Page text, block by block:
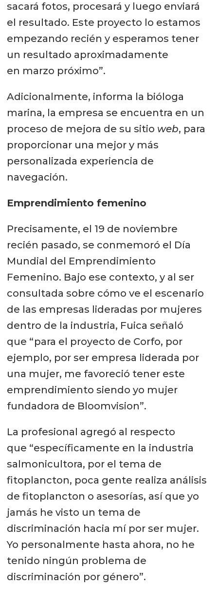
sacará fotos, procesará y luego enviará
el resultado. Este proyecto lo estamos
empezando recién y esperamos tener
un resultado aproximadamente
en marzo próximo”.
Adicionalmente, informa la bióloga
marina, la empresa se encuentra en un
proceso de mejora de su sitio web, para
proporcionar una mejor y más
personalizada experiencia de
navegación.
Emprendimiento femenino
Precisamente, el 19 de noviembre
recién pasado, se conmemoró el Día
Mundial del Emprendimiento
Femenino. Bajo ese contexto, y al ser
consultada sobre cómo ve el escenario
de las empresas lideradas por mujeres
dentro de la industria, Fuica señaló
que “para el proyecto de Corfo, por
ejemplo, por ser empresa liderada por
una mujer, me favoreció tener este
emprendimiento siendo yo mujer
fundadora de Bloomvision”.
La profesional agregó al respecto
que “específicamente en la industria
salmonicultora, por el tema de
fitoplancton, poca gente realiza análisis
de fitoplancton o asesorías, así que yo
jamás he visto un tema de
discriminación hacia mí por ser mujer.
Yo personalmente hasta ahora, no he
tenido ningún problema de
discriminación por género”.